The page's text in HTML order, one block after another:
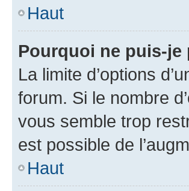
Haut
Pourquoi ne puis-je
La limite d’options
forum. Si le nombre
vous semble trop
est possible de
Haut